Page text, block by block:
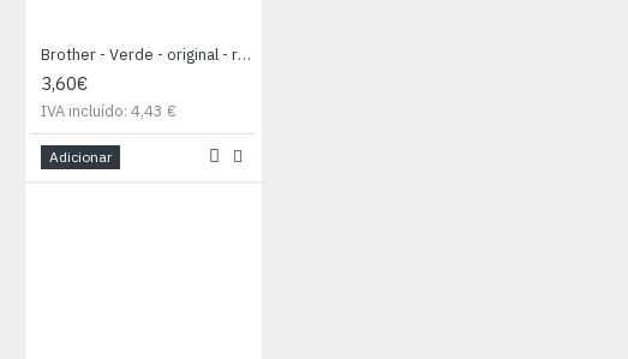
Brother - Verde - original - recarga de tinta - para StampCreator PRO SC-2000, PRO SC-2000USB
3,60€
IVA incluído: 4,43 €
Adicionar